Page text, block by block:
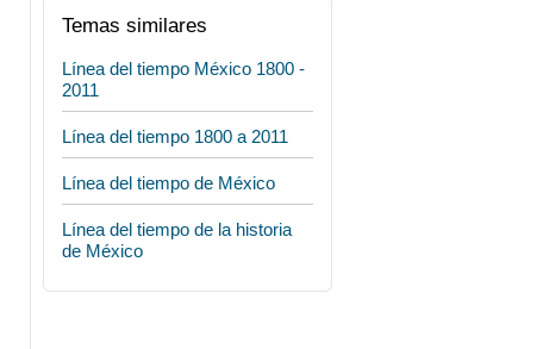
Temas similares
Línea del tiempo México 1800 -
2011
Línea del tiempo 1800 a 2011
Línea del tiempo de México
Línea del tiempo de la historia
de México